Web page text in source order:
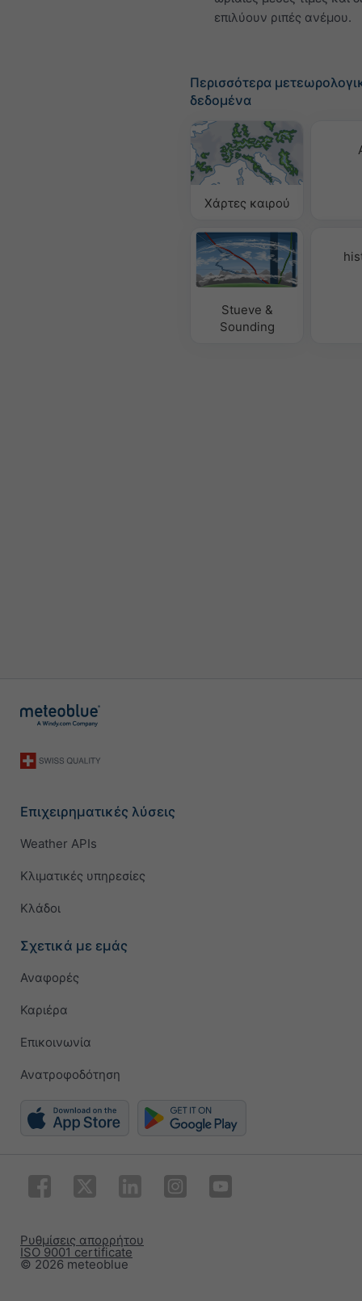
επιλύουν ριπές ανέμου.
Περισσότερα
δεδομένα
Χάρτες καιρού
Stueve &
Sounding
Επιχειρηματικές λύσεις
Weather APIs
Κλιματικές υπηρεσίες
Κλάδοι
Σχετικά με εμάς
Αναφορές
Καριέρα
Επικοινωνία
Ανατροφοδότηση
© 2026 meteoblue
ISO 9001 certificate
Ρυθμίσεις απορρήτου